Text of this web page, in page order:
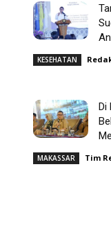
KESEHATAN
Di
MAKASSAR Tim